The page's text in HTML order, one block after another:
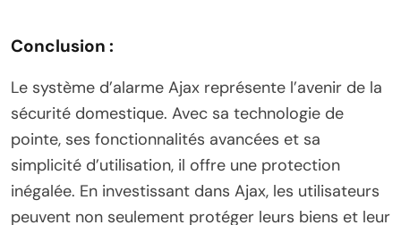
Conclusion :
Le système d’alarme Ajax représente l’avenir de la
sécurité domestique. Avec sa technologie de
pointe, ses fonctionnalités avancées et sa
simplicité d’utilisation, il offre une protection
inégalée. En investissant dans Ajax, les utilisateurs
peuvent non seulement protéger leurs biens et leur